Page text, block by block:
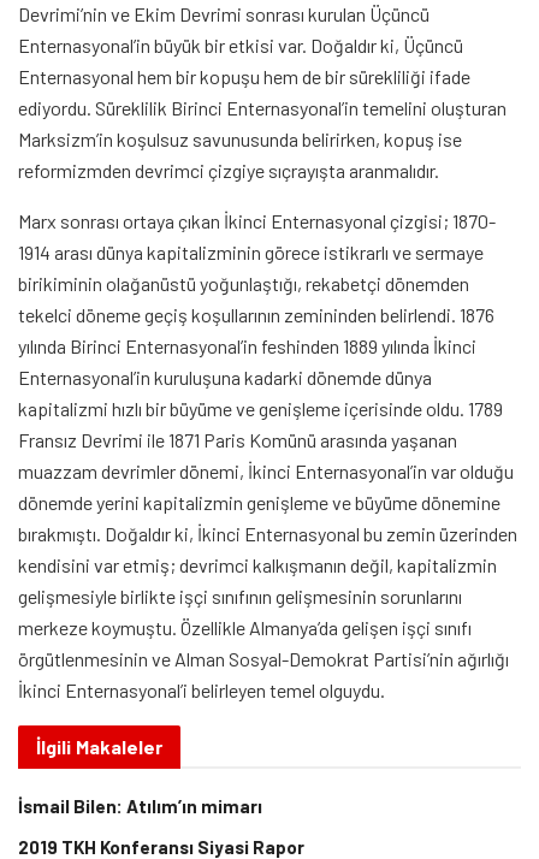
Devrimi’nin ve Ekim Devrimi sonrası kurulan Üçüncü
Enternasyonal’in büyük bir etkisi var. Doğaldır ki, Üçüncü
Enternasyonal hem bir kopuşu hem de bir sürekliliği ifade
ediyordu. Süreklilik Birinci Enternasyonal’in temelini oluşturan
Marksizm’in koşulsuz savunusunda belirirken, kopuş ise
reformizmden devrimci çizgiye sıçrayışta aranmalıdır.
Marx sonrası ortaya çıkan İkinci Enternasyonal çizgisi; 1870-
1914 arası dünya kapitalizminin görece istikrarlı ve sermaye
birikiminin olağanüstü yoğunlaştığı, rekabetçi dönemden
tekelci döneme geçiş koşullarının zemininden belirlendi. 1876
yılında Birinci Enternasyonal’in feshinden 1889 yılında İkinci
Enternasyonal’in kuruluşuna kadarki dönemde dünya
kapitalizmi hızlı bir büyüme ve genişleme içerisinde oldu. 1789
Fransız Devrimi ile 1871 Paris Komünü arasında yaşanan
muazzam devrimler dönemi, İkinci Enternasyonal’in var olduğu
dönemde yerini kapitalizmin genişleme ve büyüme dönemine
bırakmıştı. Doğaldır ki, İkinci Enternasyonal bu zemin üzerinden
kendisini var etmiş; devrimci kalkışmanın değil, kapitalizmin
gelişmesiyle birlikte işçi sınıfının gelişmesinin sorunlarını
merkeze koymuştu. Özellikle Almanya’da gelişen işçi sınıfı
örgütlenmesinin ve Alman Sosyal-Demokrat Partisi’nin ağırlığı
İkinci Enternasyonal’i belirleyen temel olguydu.
İlgili Makaleler
İsmail Bilen: Atılım’ın mimarı
2019 TKH Konferansı Siyasi Rapor